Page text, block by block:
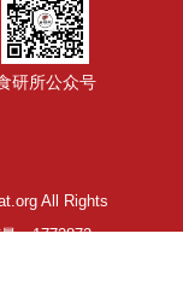
研所公众号
All Rights
：1772872